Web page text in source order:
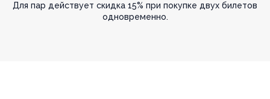
Для пар действует скидка 15% при покупке двух билетов
одновременно.